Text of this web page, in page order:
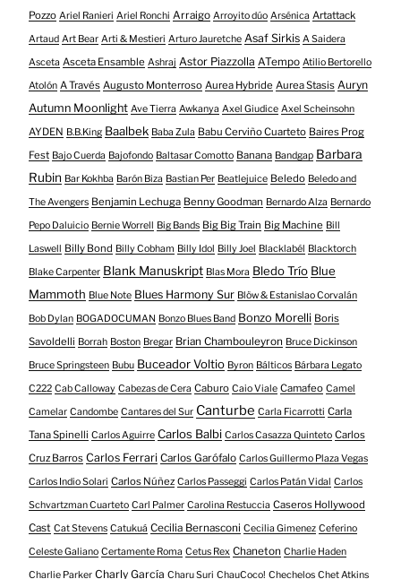
Pozzo Ariel Ranieri Ariel Ronchi Arraigo Arroyito dúo Arsénica Artattack
Artaud Art Bear Arti & Mestieri Arturo Jauretche Asaf Sirkis A Saidera
Asceta Asceta Ensamble Ashraj Astor Piazzolla ATempo Atilio Bertorello
Atolón A Través Augusto Monterroso Aurea Hybride Aurea Stasis Auryn
Autumn Moonlight Ave Tierra Awkanya Axel Giudice Axel Scheinsohn
AYDEN B.B.King Baalbek Baba Zula Babu Cerviño Cuarteto Baires Prog
Fest Bajo Cuerda Bajofondo Baltasar Comotto Banana Bandgap Barbara
Rubin Bar Kokhba Barón Biza Bastian Per Beatlejuice Beledo Beledo and
The Avengers Benjamin Lechuga Benny Goodman Bernardo Alza Bernardo
Pepo Daluicio Bernie Worrell Big Bands Big Big Train Big Machine Bill
Laswell
Billy Bond Billy Cobham Billy Idol Billy Joel Blacklabél Blacktorch
Blake Carpenter Blank Manuskript Blas Mora Bledo Trío Blue
Mammoth Blue Note Blues Harmony Sur Blöw & Estanislao Corvalán
Bob Dylan BOGADOCUMAN Bonzo Blues Band Bonzo Morelli Boris
Savoldelli Borrah Boston Bregar Brian Chambouleyron Bruce Dickinson
Bruce Springsteen Bubu Buceador Voltio Byron Bálticos Bárbara Legato
C222 Cab Calloway Cabezas de Cera Caburo Caio Viale Camafeo Camel
Camelar Candombe Cantares del Sur Canturbe Carla Ficarrotti Carla
Tana Spinelli Carlos Aguirre Carlos Balbi Carlos Casazza Quinteto Carlos
Cruz Barros Carlos Ferrari Carlos Garófalo Carlos Guillermo Plaza Vegas
Carlos Indio Solari Carlos Núñez Carlos Passeggi Carlos Patán Vidal Carlos
Schvartzman Cuarteto Carl Palmer Carolina Restuccia Caseros Hollywood
Cast Cat Stevens Catukuá Cecilia Bernasconi Cecilia Gimenez Ceferino
Celeste Galiano Certamente Roma Cetus Rex Chaneton Charlie Haden
Charlie Parker Charly García Charu Suri ChauCoco! Chechelos Chet Atkins